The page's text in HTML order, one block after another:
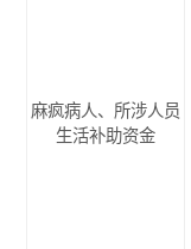
麻疯病人、所涉人员
生活补助资金